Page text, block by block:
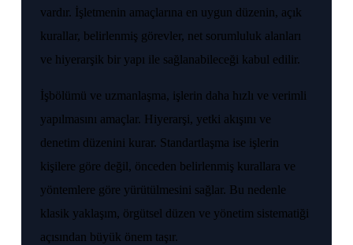
vardır. İşletmenin amaçlarına en uygun düzenin, açık
kurallar, belirlenmiş görevler, net sorumluluk alanları
ve hiyerarşik bir yapı ile sağlanabileceği kabul edilir.
İşbölümü ve uzmanlaşma, işlerin daha hızlı ve verimli
yapılmasını amaçlar. Hiyerarşi, yetki akışını ve
denetim düzenini kurar. Standartlaşma ise işlerin
kişilere göre değil, önceden belirlenmiş kurallara ve
yöntemlere göre yürütülmesini sağlar. Bu nedenle
klasik yaklaşım, örgütsel düzen ve yönetim sistematiği
açısından büyük önem taşır.